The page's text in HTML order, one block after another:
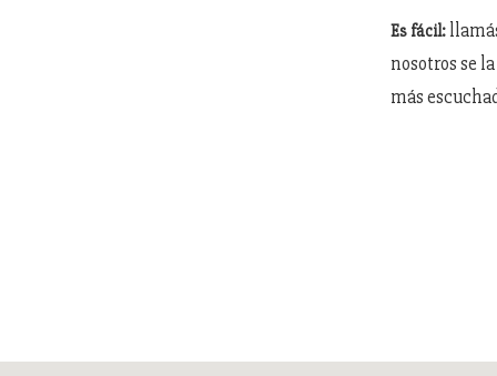
Es fácil:
nosotros se
más